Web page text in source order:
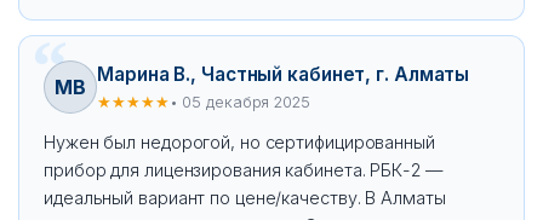
МВ
Марина В., Частный кабинет, г. Алматы
★★★★★ • 05 декабря 2025
Нужен был недорогой, но сертифицированный
прибор для лицензирования кабинета. РБК-2 —
идеальный вариант по цене/качеству. В Алматы